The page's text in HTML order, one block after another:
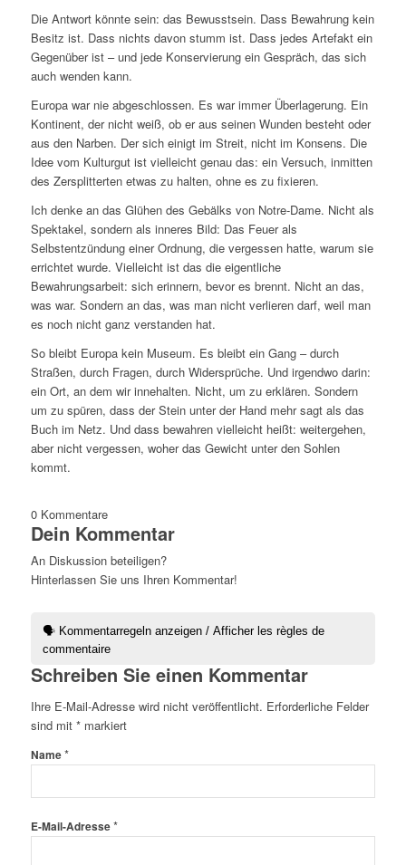
Die Antwort könnte sein: das Bewusstsein. Dass Bewahrung kein
Besitz ist. Dass nichts davon stumm ist. Dass jedes Artefakt ein
Gegenüber ist – und jede Konservierung ein Gespräch, das sich
auch wenden kann.
Europa war nie abgeschlossen. Es war immer Überlagerung. Ein
Kontinent, der nicht weiß, ob er aus seinen Wunden besteht oder
aus den Narben. Der sich einigt im Streit, nicht im Konsens. Die
Idee vom Kulturgut ist vielleicht genau das: ein Versuch, inmitten
des Zersplitterten etwas zu halten, ohne es zu fixieren.
Ich denke an das Glühen des Gebälks von Notre-Dame. Nicht als
Spektakel, sondern als inneres Bild: Das Feuer als
Selbstentzündung einer Ordnung, die vergessen hatte, warum sie
errichtet wurde. Vielleicht ist das die eigentliche
Bewahrungsarbeit: sich erinnern, bevor es brennt. Nicht an das,
was war. Sondern an das, was man nicht verlieren darf, weil man
es noch nicht ganz verstanden hat.
So bleibt Europa kein Museum. Es bleibt ein Gang – durch
Straßen, durch Fragen, durch Widersprüche. Und irgendwo darin:
ein Ort, an dem wir innehalten. Nicht, um zu erklären. Sondern
um zu spüren, dass der Stein unter der Hand mehr sagt als das
Buch im Netz. Und dass bewahren vielleicht heißt: weitergehen,
aber nicht vergessen, woher das Gewicht unter den Sohlen
kommt.
0 Kommentare
Dein Kommentar
An Diskussion beteiligen?
Hinterlassen Sie uns Ihren Kommentar!
🗣 Kommentarregeln anzeigen / Afficher les règles de
commentaire
Schreiben Sie einen Kommentar
Ihre E-Mail-Adresse wird nicht veröffentlicht. Erforderliche Felder
sind mit *markiert
Name*
E-Mail-Adresse*